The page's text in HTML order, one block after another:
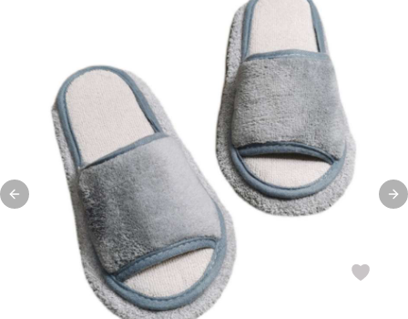
Previous slide